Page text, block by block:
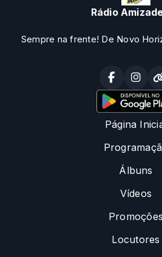
Rádio
Sempre na frente! De Novo
Página
Álbuns
Vídeos
Promoções
Locutores